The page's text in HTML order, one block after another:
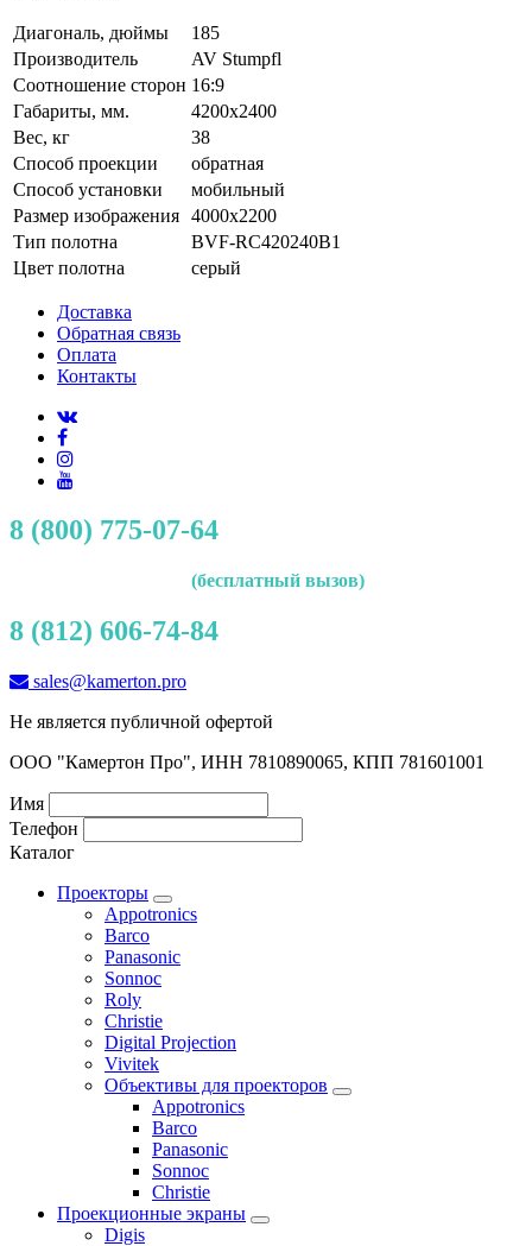
Диагональ, дюймы
185
Производитель
AV Stumpfl
Соотношение сторон 16:9
Габариты, мм.
4200x2400
Вес, кг
38
Способ проекции
обратная
Способ установки
мобильный
Размер изображения 4000x2200
Тип полотна
BVF-RC420240B1
Цвет полотна
серый
Доставка
Обратная связь
Оплата
Контакты
8 (800) 775-07-64
(бесплатный вызов)
8 (812) 606-74-84
sales@kamerton.pro
Не является публичной офертой
ООО "Камертон Про", ИНН 7810890065, КПП 781601001
Имя
Телефон
Каталог
Проекторы
Appotronics
Barco
Panasonic
Sonnoc
Roly
Christie
Digital Projection
Vivitek
Объективы для проекторов
Appotronics
Barco
Panasonic
Sonnoc
Сhristie
Проекционные экраны
Digis